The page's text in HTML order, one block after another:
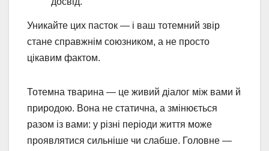
Уникайте цих пасток — і ваш тотемний звір
стане справжнім союзником, а не просто
цікавим фактом.
Тотемна тварина — це живий діалог між вами й
природою. Вона не статична, а змінюється
разом із вами: у різні періоди життя може
проявлятися сильніше чи слабше. Головне —